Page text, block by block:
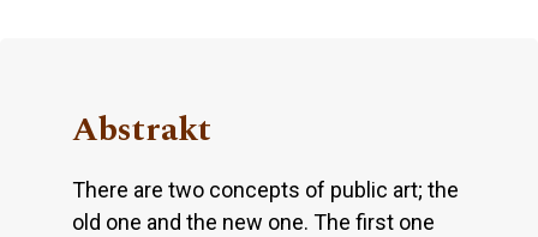
Abstrakt
There are two concepts of public art; the
old one and the new one. The first one